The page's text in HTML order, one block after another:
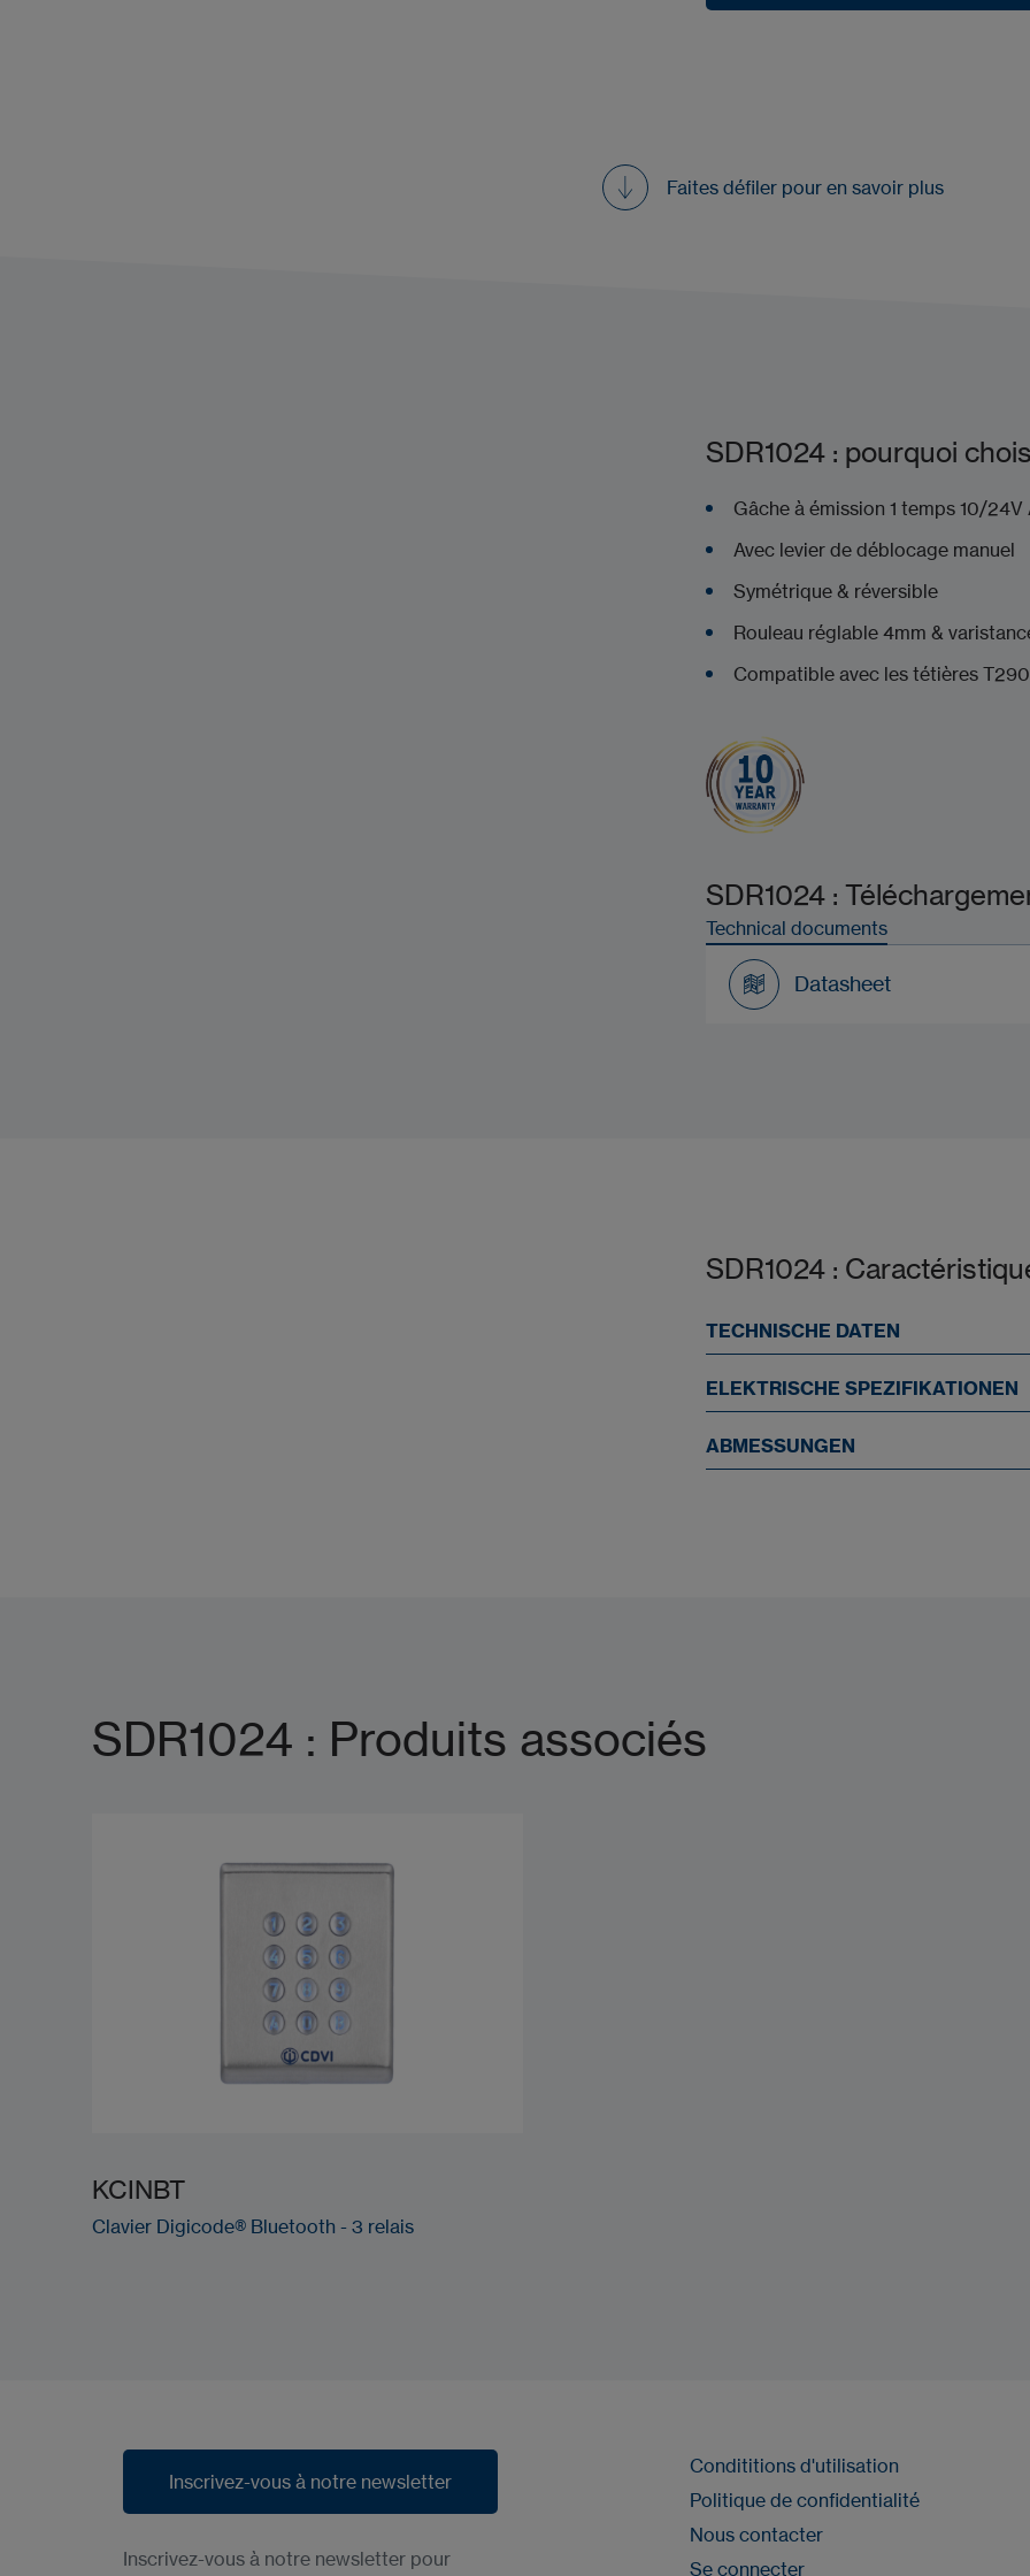
Faites défiler pour en savoir plus
SDR1024 : pourquoi
Gâche à émission 1
Avec levier de
Symétrique &
Rouleau réglable 4mm &
Compatible avec les tétières T290
SDR1024 :
Technical documents
Datasheet
SDR1024 :
TECHNISCHE DATEN
ELEKTRISCHE SPEZIFIKATIONEN
ABMESSUNGEN
SDR1024 : Produits associés
KCINBT
Clavier Digicode® Bluetooth - 3 relais
Inscrivez-vous à notre newsletter
Inscrivez-vous à notre newsletter
Inscrivez-vous à notre newsletter pour
Condititions d'utilisation
Politique de confidentialité
Nous contacter
Se connecter